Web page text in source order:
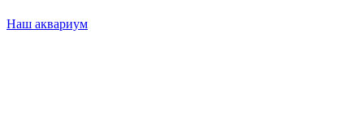
Наш аквариум